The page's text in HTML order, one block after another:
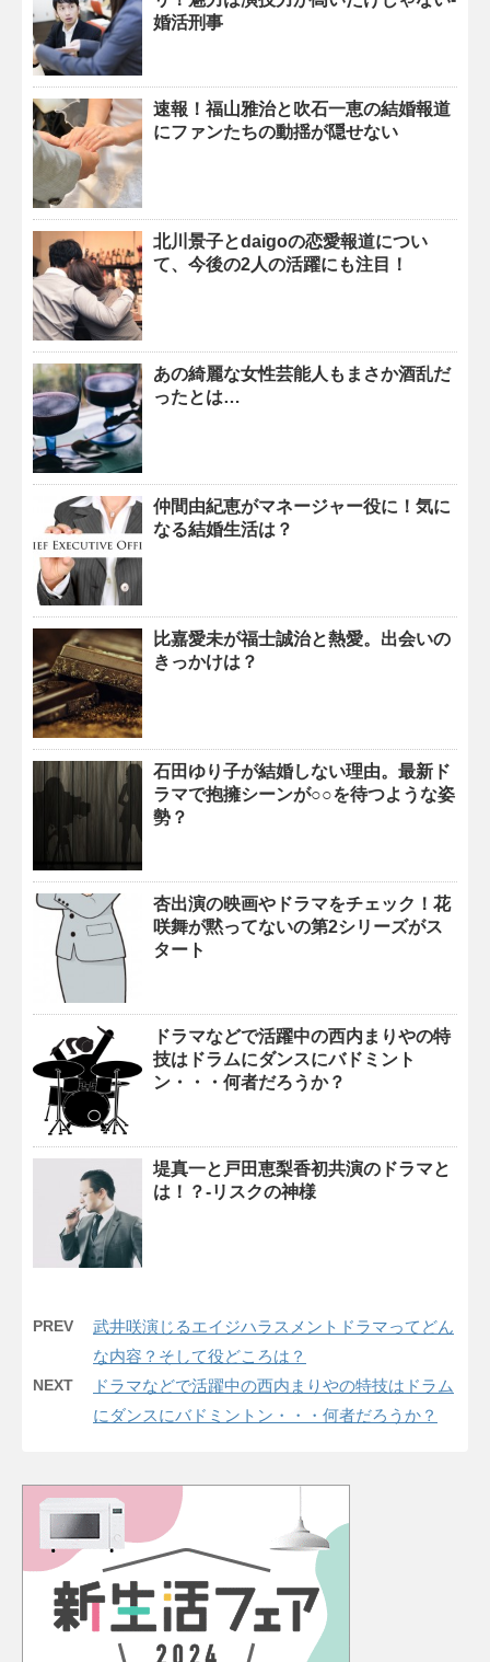
婚活刑事
速報！福山雅治と吹石一恵の結婚報道
にファンたちの動揺が隠せない
北川景子とdaigoの恋愛報道につい
て、今後の2人の活躍にも注目！
あの綺麗な女性芸能人もまさか酒乱だ
ったとは…
仲間由紀恵がマネージャー役に！気に
なる結婚生活は？
比嘉愛未が福士誠治と熱愛。出会いの
きっかけは？
石田ゆり子が結婚しない理由。最新ド
ラマで抱擁シーンが○○を待つような姿
勢？
杏出演の映画やドラマをチェック！花
咲舞が黙ってないの第2シリーズがス
タート
ドラマなどで活躍中の西内まりやの特
技はドラムにダンスにバドミント
ン・・・何者だろうか？
堤真一と戸田恵梨香初共演のドラマと
は！？-リスクの神様
PREV
武井咲演じるエイジハラスメントドラマってどん
な内容？そして役どころは？
NEXT
ドラマなどで活躍中の西内まりやの特技はドラム
にダンスにバドミントン・・・何者だろうか？